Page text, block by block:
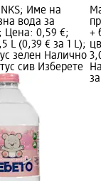
Име на
вода за
Цена: 0,59 €;
L (0,39 € за 1 L);
зелен Налично
сив Изберете
+